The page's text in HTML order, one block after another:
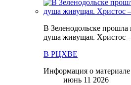
В Зеленодольске
душа живущая. Христос
В РЦХВЕ
Информация о материале
июнь 11 2026